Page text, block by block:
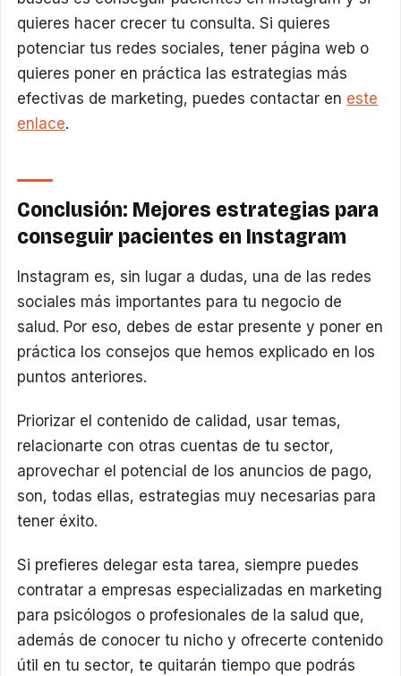
quieres hacer crecer tu consulta. Si quieres
potenciar tus redes sociales, tener página web o
quieres poner en práctica las estrategias más
efectivas de marketing, puedes contactar en este
enlace.
Conclusión: Mejores estrategias para
conseguir pacientes en Instagram
Instagram es, sin lugar a dudas, una de las redes
sociales más importantes para tu negocio de
salud. Por eso, debes de estar presente y poner en
práctica los consejos que hemos explicado en los
puntos anteriores.
Priorizar el contenido de calidad, usar temas,
relacionarte con otras cuentas de tu sector,
aprovechar el potencial de los anuncios de pago,
son, todas ellas, estrategias muy necesarias para
tener éxito.
Si prefieres delegar esta tarea, siempre puedes
contratar a empresas especializadas en marketing
para psicólogos o profesionales de la salud que,
además de conocer tu nicho y ofrecerte contenido
útil en tu sector, te quitarán tiempo que podrás